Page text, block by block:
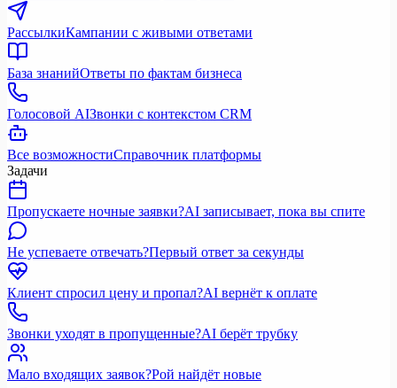
РассылкиКампании с живыми ответами
База знанийОтветы по фактам бизнеса
Голосовой AIЗвонки с контекстом CRM
Все возможностиСправочник платформы
Задачи
Пропускаете ночные заявки?AI записывает, пока вы спите
Не успеваете отвечать?Первый ответ за секунды
Клиент спросил цену и пропал?AI вернёт к оплате
Звонки уходят в пропущенные?AI берёт трубку
Мало входящих заявок?Рой найдёт новые